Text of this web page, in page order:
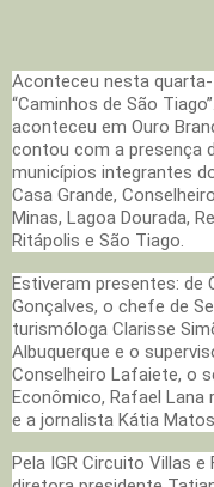
Aconteceu nesta
“Caminhos de São
aconteceu em Ouro
contou com a presença
municípios integrantes
Casa Grande,
Minas, Lagoa Dourada,
Ritápolis e São Tiago.
Estiveram presentes: de
Gonçalves, o chefe de
turismóloga Clarisse
Albuquerque e o
Conselheiro Lafaiete, o
Econômico, Rafael
e a jornalista Kátia
Pela IGR Circuito Villas